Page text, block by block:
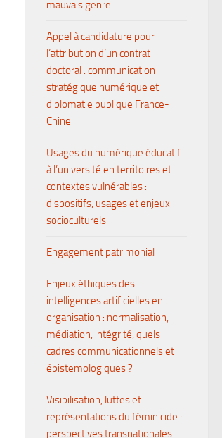
mauvais genre
Appel à candidature pour
l’attribution d’un contrat
doctoral : communication
stratégique numérique et
diplomatie publique France-
Chine
Usages du numérique éducatif
à l’université en territoires et
contextes vulnérables :
dispositifs, usages et enjeux
socioculturels
Engagement patrimonial
Enjeux éthiques des
intelligences artificielles en
organisation : normalisation,
médiation, intégrité, quels
cadres communicationnels et
épistemologiques ?
Visibilisation, luttes et
représentations du féminicide :
perspectives transnationales